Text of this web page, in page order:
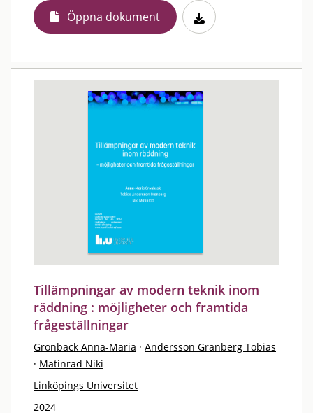
Öppna dokument
Tillämpningar av modern teknik inom
räddning : möjligheter och framtida
frågeställningar
Grönbäck Anna-Maria · Andersson Granberg Tobias
· Matinrad Niki
Linköpings Universitet
2024